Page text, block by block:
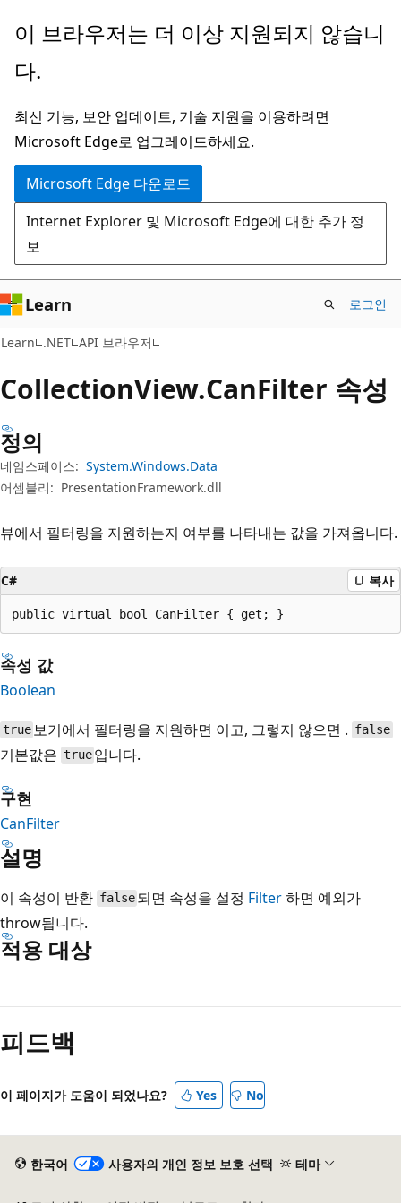
주
콘
츠
로
건
너
뛰
기
페
지
탐
색
으
로
건
너
뛰
기
이 브라우저는 더 이상 지원되지 않습니
다.
최신 기능, 보안 업데이트, 기술 지원을 이용하려면
Microsoft Edge로 업그레이드하세요.
Microsoft Edge 다운로드
Internet Explorer 및 Microsoft Edge에 대한 추가 정
보
Learn 로그인
Learn .NET API 브라우저
CollectionView.CanFilter 속성
정의
네임스페이스: System.Windows.Data
어셈블리: PresentationFramework.dll
뷰에서 필터링을 지원하는지 여부를 나타내는 값을 가져옵니다.
C# 복사
public virtual bool CanFilter { get; }
속성 값
Boolean
true 보기에서 필터링을 지원하면 이고, 그렇지 않으면 . false
기본값은 true 입니다.
구현
CanFilter
설명
이 속성이 반환 false 되면 속성을 설정 Filter하면 예외가
throw됩니다.
적용 대상
기
모
사
안
피드백
이 페이지가 도움이 되었나요? Yes No
한국어 사용자의 개인 정보 보호 선택 테마